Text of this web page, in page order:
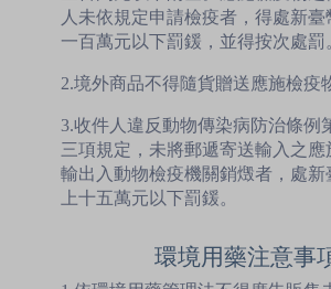
人未依規定申請檢疫者，得處新臺
一百萬元以下罰鍰，並得按次處罰
2.境外商品不得隨貨贈送應施檢疫
3.收件人違反動物傳染病防治條例
三項規定，未將郵遞寄送輸入之應
輸出入動物檢疫機關銷燬者，處新
上十五萬元以下罰鍰。
環境用藥注意事